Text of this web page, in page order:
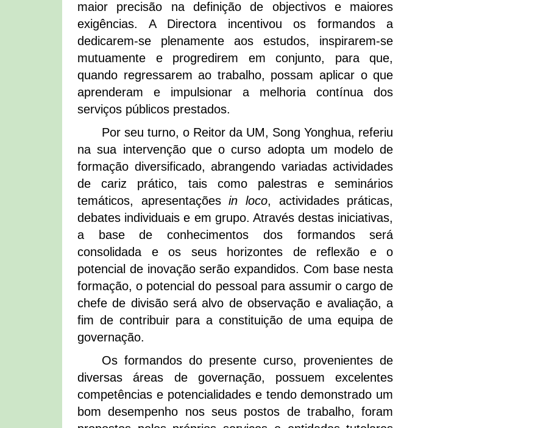
maior precisão na definição de objectivos e maiores
exigências. A Directora incentivou os formandos a
dedicarem-se plenamente aos estudos, inspirarem-se
mutuamente e progredirem em conjunto, para que,
quando regressarem ao trabalho, possam aplicar o que
aprenderam e impulsionar a melhoria contínua dos
serviços públicos prestados.
Por seu turno, o Reitor da UM, Song Yonghua, referiu
na sua intervenção que o curso adopta um modelo de
formação diversificado, abrangendo variadas actividades
de cariz prático, tais como palestras e seminários
temáticos, apresentaçõesin loco, actividades práticas,
debates individuais e em grupo. Através destas iniciativas,
a base de conhecimentos dos formandos será
consolidada e os seus horizontes de reflexão e o
potencial de inovação serão expandidos. Com base nesta
formação, o potencial do pessoal para assumir o cargo de
chefe de divisão será alvo de observação e avaliação, a
fim de contribuir para a constituição de uma equipa de
governação.
Os formandos do presente curso, provenientes de
diversas áreas de governação, possuem excelentes
competências e potencialidades e tendo demonstrado um
bom desempenho nos seus postos de trabalho, foram